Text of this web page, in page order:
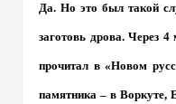
Да. Но это был такой
заготовь дрова. Через
прочитал в «Новом
памятника – в Воркуте,